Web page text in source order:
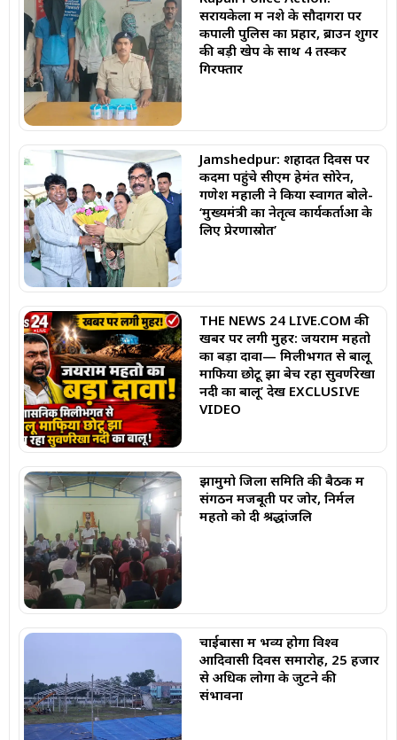
सरायकेला में नशे के सौदागरों पर
कपाली पुलिस का प्रहार, ब्राउन शुगर
की बड़ी खेप के साथ 4 तस्कर
गिरफ्तार
Jamshedpur: शहादत दिवस पर
कदमा पहुंचे सीएम हेमंत सोरेन,
गणेश महाली ने किया स्वागत बोले-
‘मुख्यमंत्री का नेतृत्व कार्यकर्ताओं के
लिए प्रेरणास्रोत’
THE NEWS 24 LIVE.COM की
खबर पर लगी मुहर: जयराम महतो
का बड़ा दावा— मिलीभगत से बालू
माफिया छोटू झा बेच रहा सुवर्णरेखा
नदी का बालू’ देखें EXCLUSIVE
VIDEO
झामुमो जिला समिति की बैठक में
संगठन मजबूती पर जोर, निर्मल
महतो को दी श्रद्धांजलि
चाईबासा में भव्य होगा विश्व
आदिवासी दिवस समारोह, 25 हजार
से अधिक लोगों के जुटने की
संभावना